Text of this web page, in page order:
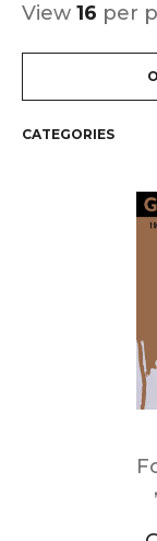
View 16 per
CATEGORIES
,